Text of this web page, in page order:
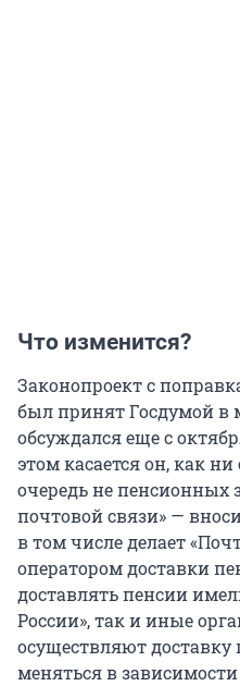
Что изменится?
Законопроект с
был принят Госдумой в
обсуждался еще с
этом касается он, как
очередь не пенсионных
почтовой связи» —
в том числе делает
оператором доставки
доставлять пенсии
России», так и иные
осуществляют
меняться в